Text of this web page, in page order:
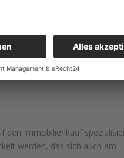
den Immobilienkauf
werden, das sich auch am